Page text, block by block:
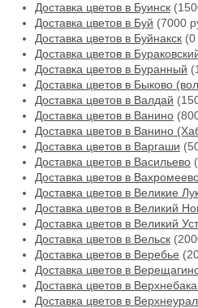
Доставка цветов в Буинск
Доставка цветов в Буй (7000
Доставка цветов в Буйнакск (0
Доставка цветов в
Доставка цветов в Буранный
Доставка цветов в Быково
Доставка цветов в Валдай
Доставка цветов в Ванино
Доставка цветов в Ванино
Доставка цветов в Варгаши
Доставка цветов в Васильево
Доставка цветов в
Доставка цветов в Великие
Доставка цветов в Великий
Доставка цветов в Великий
Доставка цветов в Вельск
Доставка цветов в Веребье
Доставка цветов в
Доставка цветов в
Доставка цветов в